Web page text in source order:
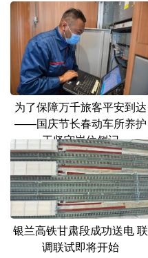
为了保障万千旅客平安到达
——国庆节长春动车所养护
工坚守岗位侧记
银兰高铁甘肃段成功送电 联
调联试即将开始